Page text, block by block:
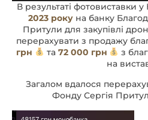
В результаті фотовиставки у
2023 рокуна банку
Притули для закупівлі
перерахувати з продажу
грн
та 72 000 грн
з
на
Загалом вдалося перерахувати до Благодійного
Фонду Сергія